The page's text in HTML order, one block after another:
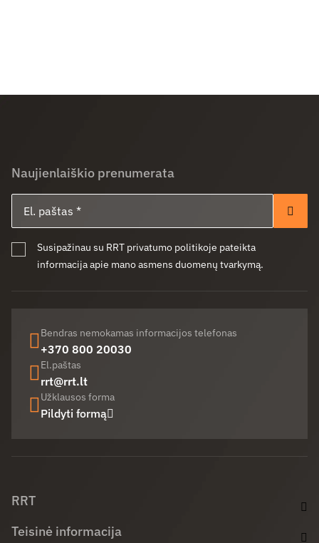
Naujienlaiškio prenumerata
Susipažinau su RRT privatumo politikoje pateikta
informacija apie mano asmens duomenų tvarkymą.
Bendras nemokamas informacijos telefonas
+370 800 20030
El.paštas
rrt@rrt.lt
Užklausos forma
Pildyti formą
RRT
Teisinė informacija